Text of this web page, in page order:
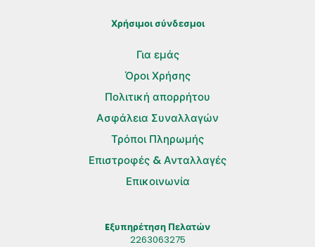
Χρήσιμοι σύνδεσμοι
Για εμάς
Όροι Χρήσης
Πολιτική απορρήτου
Ασφάλεια Συναλλαγών
Τρόποι Πληρωμής
Επιστροφές & Ανταλλαγές
Επικοινωνία
Eξυπηρέτηση Πελατών
2263063275